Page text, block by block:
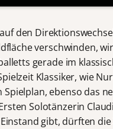
den
verschwinden,
gerade im
Klassiker, wie
Spielplan, ebenso das
Solotänzerin
gibt, dürften